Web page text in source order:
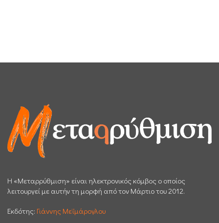
H «Μεταρρύθμιση» είναι ηλεκτρονικός κόμβος ο οποίος
λειτουργεί με αυτήν τη μορφή από τον Μάρτιο του 2012.
Εκδότης: Γιάννης Μεϊμάρογλου